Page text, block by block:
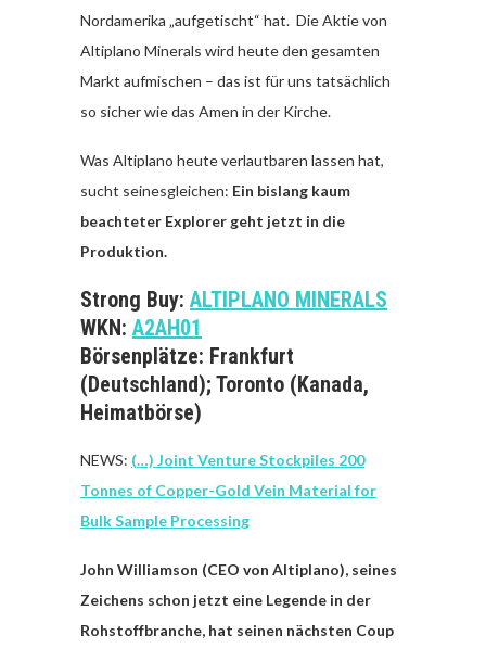
Nordamerika „aufgetischt“ hat. Die Aktie von
Altiplano Minerals wird heute den gesamten
Markt aufmischen – das ist für uns tatsächlich
so sicher wie das Amen in der Kirche.
Was Altiplano heute verlautbaren lassen hat,
sucht seinesgleichen: Ein bislang kaum
beachteter Explorer geht jetzt in die
Produktion.
Strong Buy: ALTIPLANO MINERALS
WKN: A2AH01
Börsenplätze: Frankfurt
(Deutschland); Toronto (Kanada,
Heimatbörse)
NEWS: (…) Joint Venture Stockpiles 200
Tonnes of Copper-Gold Vein Material for
Bulk Sample Processing
John Williamson (CEO von Altiplano), seines
Zeichens schon jetzt eine Legende in der
Rohstoffbranche, hat seinen nächsten Coup